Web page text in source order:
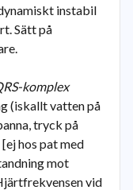
instabil
Sätt på
komplex
(iskallt vatten på
tryck på
hos pat med
mot
vid